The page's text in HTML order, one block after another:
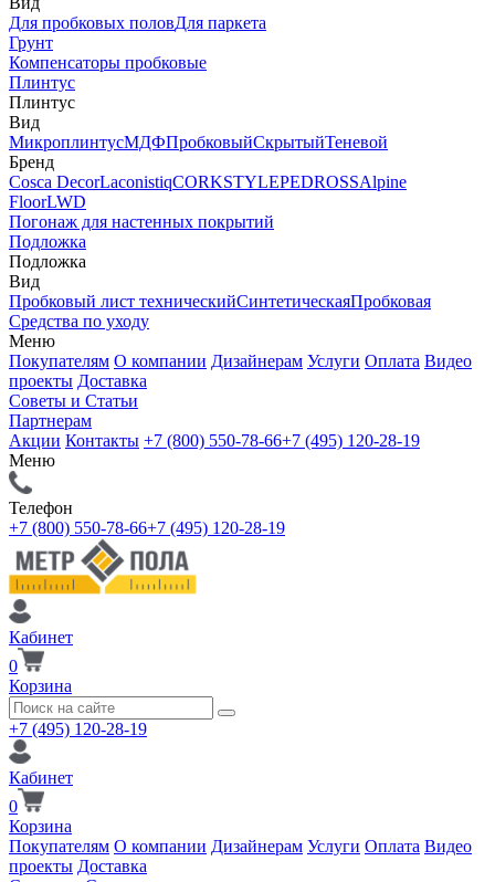
Для пробковых половДля паркета
Грунт
Компенсаторы пробковые
Плинтус
Плинтус
Вид
МикроплинтусМДФПробковыйСкрытыйТеневой
Бренд
Cosca DecorLaconistiqCORKSTYLEPEDROSSAlpine
FloorLWD
Погонаж для настенных покрытий
Подложка
Подложка
Вид
Пробковый лист техническийСинтетическаяПробковая
Средства по уходу
Меню
Покупателям О компании Дизайнерам Услуги Оплата Видео
проекты Доставка
Советы и Статьи
Партнерам
Акции Контакты +7 (800) 550-78-66+7 (495) 120-28-19
Меню
Телефон
+7 (800) 550-78-66+7 (495) 120-28-19
Кабинет
0
Корзина
+7 (495) 120-28-19
Кабинет
0
Корзина
Покупателям О компании Дизайнерам Услуги Оплата Видео
проекты Доставка